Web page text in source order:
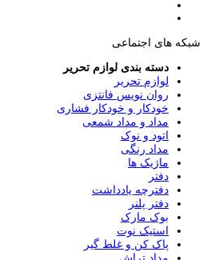
شبکه های اجتماعی
دسته بندی لوازم تحریر
لوازم تحریر
روان نویس فانتزی
خودکار و خودکار فشاری
مداد و مداد شمعی
اتود و نوک
مداد رنگی
ماژیک ها
دفتر
دفترچه یادداشت
دفتر پلنر
بوک مارک
استیک نوت
پاک کن و غلط گیر